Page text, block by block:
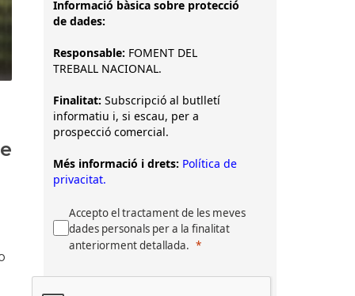
Informació bàsica sobre protecció
de dades:
Responsable: FOMENT DEL
TREBALL NACIONAL.
Finalitat: Subscripció al butlletí
informatiu i, si escau, per a
prospecció comercial.
Més informació i drets: Política de
privacitat.
Accepto el tractament de les meves
dades personals per a la finalitat
anteriorment detallada.